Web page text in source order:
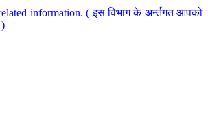
information. ( इस विभाग के अर्न्तगत आपको